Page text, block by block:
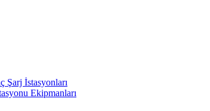
Şarj İstasyonları
Ekipmanları